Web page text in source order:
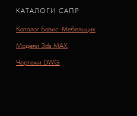
КАТАЛОГИ САПР
Каталог Базис-Мебельщик
Модели 3ds MAX
Чертежи DWG